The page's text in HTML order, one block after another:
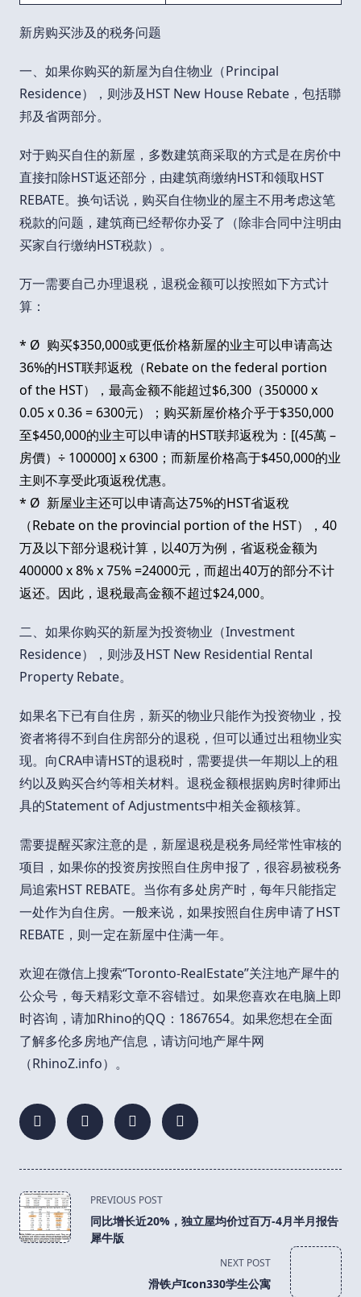
新房购买涉及的税务问题
一、如果你购买的新屋为自住物业（Principal
Residence），则涉及HST New House Rebate，包括聯
邦及省两部分。
对于购买自住的新屋，多数建筑商采取的方式是在房价中
直接扣除HST返还部分，由建筑商缴纳HST和领取HST
REBATE。换句话说，购买自住物业的屋主不用考虑这笔
税款的问题，建筑商已经帮你办妥了（除非合同中注明由
买家自行缴纳HST税款）。
万一需要自己办理退税，退税金额可以按照如下方式计
算：
* Ø 购买$350,000或更低价格新屋的业主可以申请高达
36%的HST联邦返稅（Rebate on the federal portion
of the HST），最高金额不能超过$6,300（350000 x
0.05 x 0.36 = 6300元）；购买新屋价格介乎于$350,000
至$450,000的业主可以申请的HST联邦返稅为：[(45萬 –
房價）÷ 100000] x 6300；而新屋价格高于$450,000的业
主则不享受此项返稅优惠。
* Ø 新屋业主还可以申请高达75%的HST省返稅
（Rebate on the provincial portion of the HST），40
万及以下部分退税计算，以40万为例，省返税金额为
400000 x 8% x 75% =24000元，而超出40万的部分不计
返还。因此，退税最高金额不超过$24,000。
二、如果你购买的新屋为投资物业（Investment
Residence），则涉及HST New Residential Rental
Property Rebate。
如果名下已有自住房，新买的物业只能作为投资物业，投
资者将得不到自住房部分的退税，但可以通过出租物业实
现。向CRA申请HST的退税时，需要提供一年期以上的租
约以及购买合约等相关材料。退税金额根据购房时律师出
具的Statement of Adjustments中相关金额核算。
需要提醒买家注意的是，新屋退税是税务局经常性审核的
项目，如果你的投资房按照自住房申报了，很容易被税务
局追索HST REBATE。当你有多处房产时，每年只能指定
一处作为自住房。一般来说，如果按照自住房申请了HST
REBATE，则一定在新屋中住满一年。
欢迎在微信上搜索“Toronto-RealEstate”关注地产犀牛的
公众号，每天精彩文章不容错过。如果您喜欢在电脑上即
时咨询，请加Rhino的QQ：1867654。如果您想在全面
了解多伦多房地产信息，请访问地产犀牛网
（RhinoZ.info）。
<span
class="nav-
subtitle
PREVIOUS POST
同比增长近20%，独立屋均价过百万-4月半月报告
犀牛版
NEXT POST
滑铁卢Icon330学生公寓